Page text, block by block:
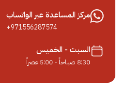
مركز المساعدة عبر الواتساب
+971556287574
السبت - الخميس
8:30 صباحاً - 5:00 عصراً